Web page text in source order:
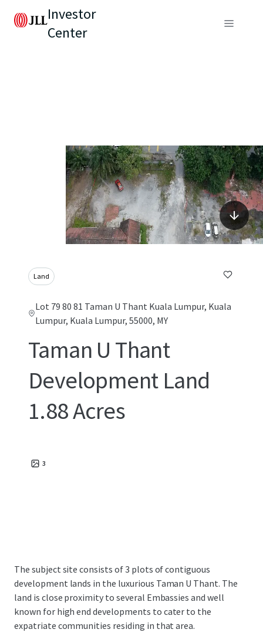
Investor
Center
Land
Lot 79 80 81 Taman U Thant Kuala Lumpur, Kuala
Lumpur, Kuala Lumpur, 55000, MY
Taman U Thant
Development Land
1.88 Acres
3
The subject site consists of 3 plots of contiguous
development lands in the luxurious Taman U Thant. The
land is close proximity to several Embassies and well
known for high end developments to cater to the
expatriate communities residing in that area.